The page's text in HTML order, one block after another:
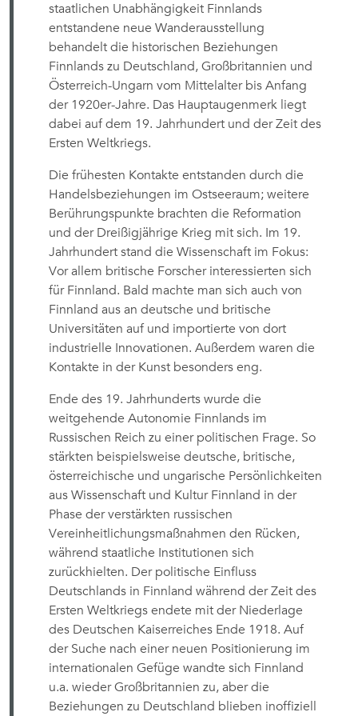
staatlichen Unabhängigkeit Finnlands
entstandene neue Wanderausstellung
behandelt die historischen Beziehungen
Finnlands zu Deutschland, Großbritannien und
Österreich-Ungarn vom Mittelalter bis Anfang
der 1920er-Jahre. Das Hauptaugenmerk liegt
dabei auf dem 19. Jahrhundert und der Zeit des
Ersten Weltkriegs.
Die frühesten Kontakte entstanden durch die
Handelsbeziehungen im Ostseeraum; weitere
Berührungspunkte brachten die Reformation
und der Dreißigjährige Krieg mit sich. Im 19.
Jahrhundert stand die Wissenschaft im Fokus:
Vor allem britische Forscher interessierten sich
für Finnland. Bald machte man sich auch von
Finnland aus an deutsche und britische
Universitäten auf und importierte von dort
industrielle Innovationen. Außerdem waren die
Kontakte in der Kunst besonders eng.
Ende des 19. Jahrhunderts wurde die
weitgehende Autonomie Finnlands im
Russischen Reich zu einer politischen Frage. So
stärkten beispielsweise deutsche, britische,
österreichische und ungarische Persönlichkeiten
aus Wissenschaft und Kultur Finnland in der
Phase der verstärkten russischen
Vereinheitlichungsmaßnahmen den Rücken,
während staatliche Institutionen sich
zurückhielten. Der politische Einfluss
Deutschlands in Finnland während der Zeit des
Ersten Weltkriegs endete mit der Niederlage
des Deutschen Kaiserreiches Ende 1918. Auf
der Suche nach einer neuen Positionierung im
internationalen Gefüge wandte sich Finnland
u.a. wieder Großbritannien zu, aber die
Beziehungen zu Deutschland blieben inoffiziell